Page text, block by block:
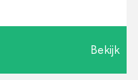
Bekijk